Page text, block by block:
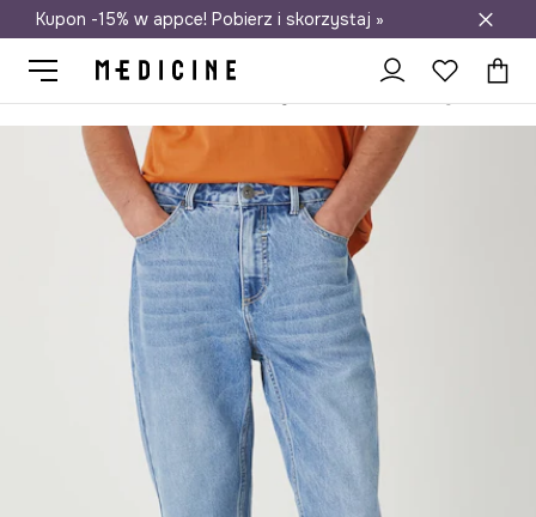
Darmowa dostawa do salonów
Kupon -15% w appce! Pobierz i skorzystaj »